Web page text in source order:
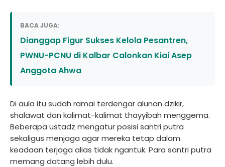
BACA JUGA:
Dianggap Figur Sukses Kelola Pesantren,
PWNU-PCNU di Kalbar Calonkan Kiai Asep
Anggota Ahwa
Di aula itu sudah ramai terdengar alunan dzikir,
shalawat dan kalimat-kalimat thayyibah menggema.
Beberapa ustadz mengatur posisi santri putra
sekaligus menjaga agar mereka tetap dalam
keadaan terjaga alias tidak ngantuk. Para santri putra
memang datang lebih dulu.